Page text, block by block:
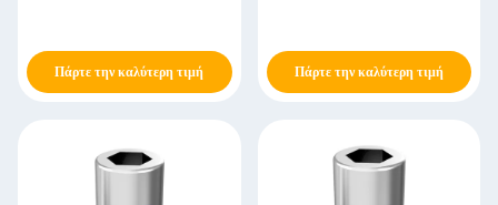
Πάρτε την καλύτερη τιμή Πάρτε την καλύτερη τιμή